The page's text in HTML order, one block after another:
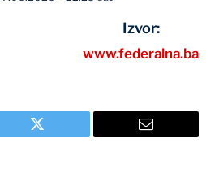
Izvor:
www.federalna.ba
Twitter Email